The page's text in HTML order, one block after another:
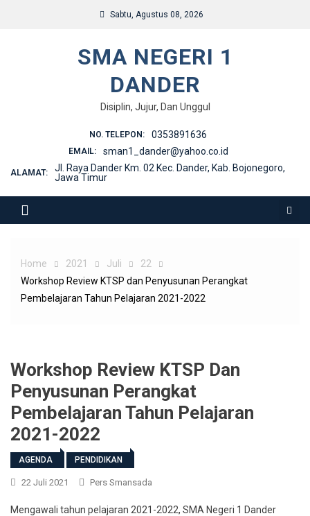
Sabtu, Agustus 08, 2026
SMA NEGERI 1
DANDER
Disiplin, Jujur, Dan Unggul
NO. TELEPON: 0353891636
EMAIL: sman1_dander@yahoo.co.id
ALAMAT:
Jl. Raya Dander Km. 02 Kec. Dander, Kab. Bojonegoro,
Jawa Timur
Home 2021 Juli
22
Workshop Review KTSP dan Penyusunan Perangkat
Pembelajaran Tahun Pelajaran 2021-2022
Workshop Review KTSP Dan
Penyusunan Perangkat
Pembelajaran Tahun Pelajaran
2021-2022
AGENDA PENDIDIKAN
22 Juli 2021 Pers Smansada
Mengawali tahun pelajaran 2021-2022, SMA Negeri 1 Dander